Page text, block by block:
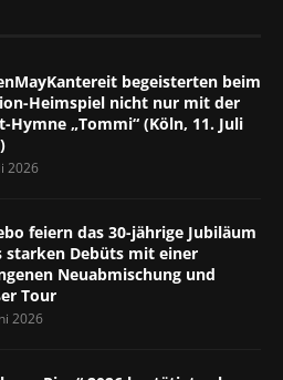
begeisterten beim
Heimspiel nicht nur mit der
Hymne „Tommi“ (Köln, 11. Juli
2026
feiern das 30-jährige Jubiläum
starken Debüts mit einer
Neuabmischung und
Tour
2026